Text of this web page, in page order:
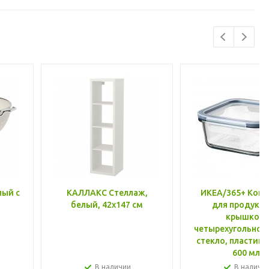
с
КАЛЛАКС Стеллаж,
белый, 42x147 см
В наличии
ИКЕА/365+
для
крышкой,
стекло, пластик
600 мл
В